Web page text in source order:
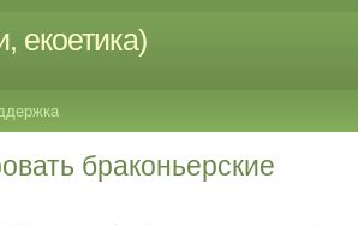
екоетика)
браконьерские